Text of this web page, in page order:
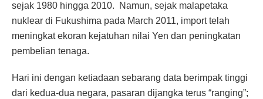
sejak 1980 hingga 2010. Namun, sejak malapetaka
nuklear di Fukushima pada March 2011, import telah
meningkat ekoran kejatuhan nilai Yen dan peningkatan
pembelian tenaga.
Hari ini dengan ketiadaan sebarang data berimpak tinggi
dari kedua-dua negara, pasaran dijangka terus “ranging”;